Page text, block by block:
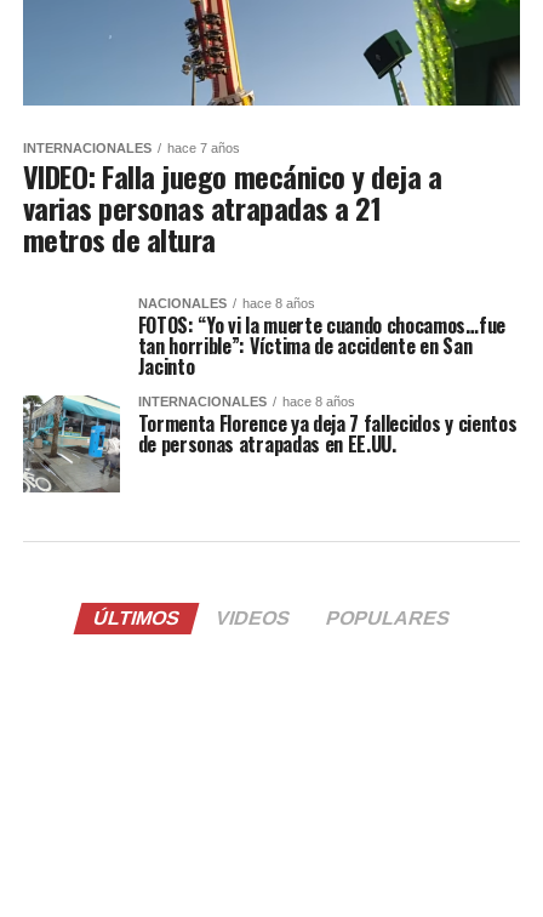
INTERNACIONALES hace 7 años
VIDEO: Falla juego mecánico y deja a
varias personas atrapadas a 21
metros de altura
NACIONALES hace 8 años
FOTOS: “Yo vi la muerte cuando chocamos…fue
tan horrible”: Víctima de accidente en San
Jacinto
INTERNACIONALES hace 8 años
Tormenta Florence ya deja 7 fallecidos y cientos
de personas atrapadas en EE.UU.
ÚLTIMOS VIDEOS POPULARES